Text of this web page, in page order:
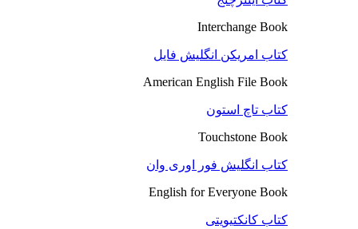
Interchange Book
کتاب امریکن انگلیش فایل
American English File Book
کتاب تاچ استون
Touchstone Book
کتاب انگلیش فور اوری وان
English for Everyone Book
کتاب کانکتیویتی